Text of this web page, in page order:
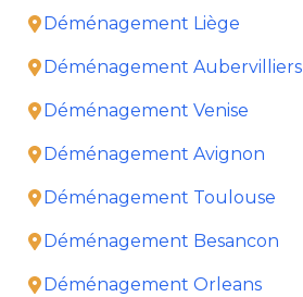
Déménagement Liège
Déménagement Aubervilliers
Déménagement Venise
Déménagement Avignon
Déménagement Toulouse
Déménagement Besancon
Déménagement Orleans